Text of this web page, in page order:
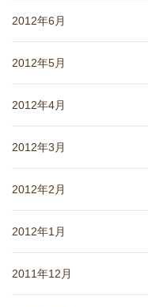
2012年6月
2012年5月
2012年4月
2012年3月
2012年2月
2012年1月
2011年12月